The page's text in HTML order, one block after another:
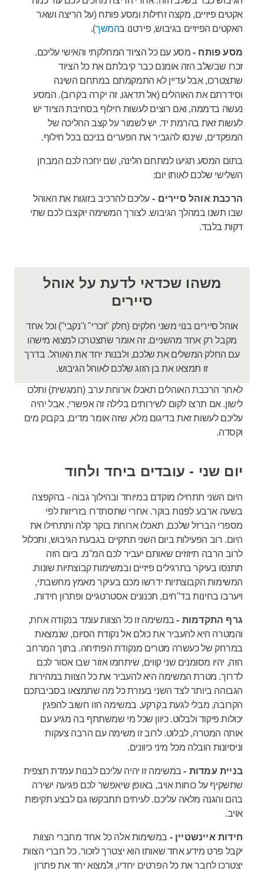
אקטים פיזיים, מקצה זחילות ומסע פותח (על הריצה ושאר
האקטים הפיזיים בגיבוש, פירטנו בהמשך).
מסע פותח - מסע עם כל הציוד המחלקתי והאישי עליכם.
זכרו שבשלב הזה אומנם כבר קיבלתם את כל הציוד
שתצטרכו, אבל עדיין לא התמקמתם במתחם השינה
וסידרתם את האוהלים (אל תדאגו, זה יקרה בקרוב). המסע
נעשה בדממה, ואם רוצים לעשות חילוף בסחיבת הציוד יש
לעשות זאת בהרמת יד. יש לשמור על קצב ההליכה של
המפקדים, שינסו להגביר את הפערים בניכם בכל חילוף.
בתום המסע תגיעו למתחם הלינה, שם יחכה לכם המבחן
השלישי שלכם לאותו יום:
הרכבת אוהל סיירים - עליכם להרכיב בזוגות את האוהל
שבו תשנו במהלך הגיבוש. לצורך המשימה יוקצבו לכם שתי
דקות בלבד.
משהו שכדאי לדעת על אוהל
סיירים
אוהל סיירים בנוי משני חלקים (חלק "זכרי" ו"נקבי") וכל אחד
מקבל רק אחד מהשניים. זה אומר שתצטרכו למצוא מישהו
עם החלק המשלים את שלכם, ולבנות יחד את האוהל. בדרך
זו תמצאו את בן הזוג שלכם לאוהל הגיבוש.
לאחר הרכבת האוהלים תאכלו ארוחת ערב (חמגשית) ותלכו
לישון. אם תרצו לקום לשירותים בלילה זה אפשרי, אבל יהיה
עליכם לעשות זאת בדיגום מלא, שזה אומר מדים, בקבוק מים
וקסדה.
יום שני - עובדים ביחד ולחוד
היום השני תתחילו מוקדם במיוחד ובהילוך גבוה - בהקפצה
בשעה ארבע לפנות בוקר. אחרי שתסתדרו בזריזות לפי
מספרי הברזל שלכם, תאכלו ארוחת בוקר קלה ותתחילו את
היום. רוב הפעילות ביום השני תתקיים בגבעת הגיבוש, ותכלול
לרוב הרבה תיזוזים שאותם יעביר לכם המ"מ. ביום הזה
תתנסו בעיקר בתרגילים פיזיים ובמשימות קבוצתיות שונות.
המשימות הקבוצתיות ידרשו מכם בעיקר מאמץ מחשבתי,
ויערבו בחינות בד"חים, תכנונים אסטרטגיים ופתרון חידות.
גרף התקדמות -במשימה זו כל הצוות עומד בנקודה אחת,
והמטרה היא להעביר את כולם אל נקודת הסיום, שנמצאת
במרחק של כעשרה מטרים מנקודת הפתיחה. בתוך המרחב
הזה, יהיו מסומנים שני קווים, שיתחמו אזור שבו אסור לכם
לדרוך. מטרת המשימה היא להעביר את כל הצוות במהירות
הגבוהה ביותר לצד השני בעזרת כל מה שתמצאו בסביבתכם
הקרובה, מבלי לגעת בקרקע. במשימה הזו חשוב להפגין
יכולות פיקוד ולבלוט. כיוון שכל מי שמשתתף בה מגיע עם
אותה המטרה, לבלוט. לרוב זו משימה עם הרבה צעקות
וניסיונות הובלה מכל מיני כיוונים.
בניית עמדות -במשימה זו יהיה עליכם לבנות עמדת תצפית
שתשקיף על כוחות אויב, באופן שיאפשר לכם פגיעה ישירה
בהם והגנה מלאה עליכם. לעיתים תתבקשו גם לבצע תקיפות
אויב.
חידות איינשטיין - במשימות אלה כל אחד מחברי הצוות
יקבל פרט מידע אחד שאותו הוא יצטרך לזכור. כל חברי הצוות
יצטרכו לחבר את כל הפרטים יחדיו, ולמצוא יחד את פתרון